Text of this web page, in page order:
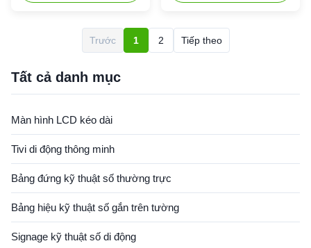
TVs. The main products are
75 inch high brightness LCD
screen specification: Panel
LCD Panel DIsplay Area
1649...
produce TVs. The main
advertising player. 65 inch
high brightness LCD screen
Trước 1 2 Tiếp theo
Tất cả danh mục
Màn hình LCD kéo dài
Tivi di động thông minh
Bảng đứng kỹ thuật số thường trực
Bảng hiệu kỹ thuật số gắn trên tường
Signage kỹ thuật số di động